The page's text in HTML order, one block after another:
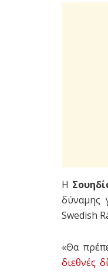
Η
δύναμης
Swedish
«Θα
διεθνές